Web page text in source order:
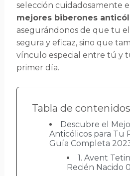
selección cuidadosamente
mejores biberones
asegurándonos de que tu
segura y eficaz, sino que
vínculo especial entre tú y
primer día.
Tabla de contenidos
Descubre el
Anticólicos para Tu
Guía Completa
1. Avent
Recién Nacido